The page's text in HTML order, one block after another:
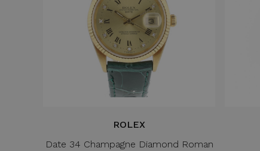
ROLEX
Date 34 Champagne Diamond Roman